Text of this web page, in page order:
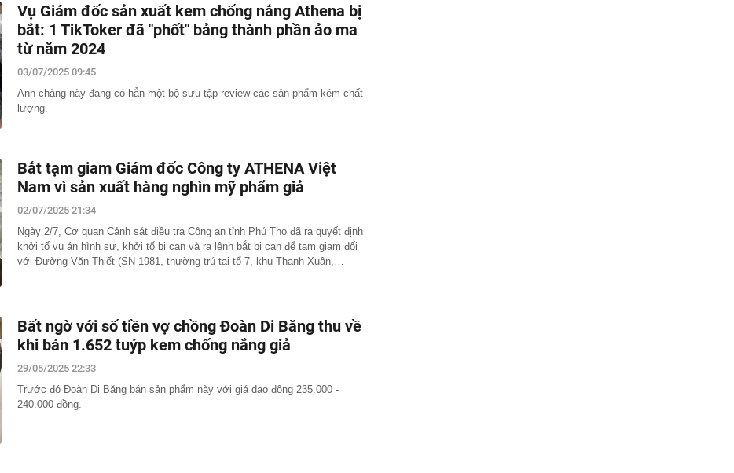
Vụ Giám đốc sản xuất kem chống nắng Athena bị
bắt: 1 TikToker đã "phốt" bảng thành phần ảo ma
từ năm 2024
03/07/2025 09:45
Anh chàng này đang có hẳn một bộ sưu tập review các sản phẩm kém chất
lượng.
Bắt tạm giam Giám đốc Công ty ATHENA Việt
Nam vì sản xuất hàng nghìn mỹ phẩm giả
02/07/2025 21:34
Ngày 2/7, Cơ quan Cảnh sát điều tra Công an tỉnh Phú Thọ đã ra quyết định
khởi tố vụ án hình sự, khởi tố bị can và ra lệnh bắt bị can để tạm giam đối
với Đường Văn Thiết (SN 1981, thường trú tại tổ 7, khu Thanh Xuân,…
Bất ngờ với số tiền vợ chồng Đoàn Di Băng thu về
khi bán 1.652 tuýp kem chống nắng giả
29/05/2025 22:33
Trước đó Đoàn Di Băng bán sản phẩm này với giá dao động 235.000 -
240.000 đồng.